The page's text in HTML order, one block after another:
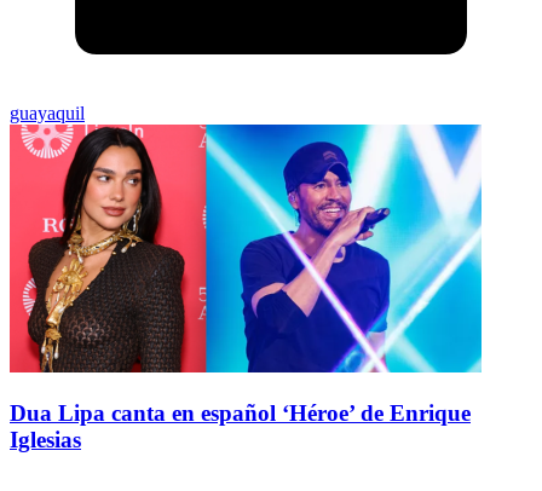
guayaquil
Dua Lipa canta en español ‘Héroe’ de Enrique
Iglesias